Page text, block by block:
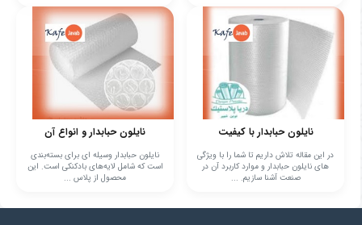
نایلون حبابدار با کیفیت
در این مقاله تلاش داریم تا شما را با ویژگی
های نایلون حبابدار و موارد کاربرد آن در
صنعت آشنا سازیم. ...
نایلون حبابدار و انواع آن
نایلون حبابدار وسیله ای برای بسته‌بندی
است که شامل لایه‌های بادکنکی است. این
محصول از پلاس ...